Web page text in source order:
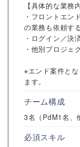
【具体的な業務
・フロントエン
の業務も依頼す
・ログイン／決
・他別プロジェ
※エンド案件と
ます。
チーム構成
3名（PdM1名、
必須スキル